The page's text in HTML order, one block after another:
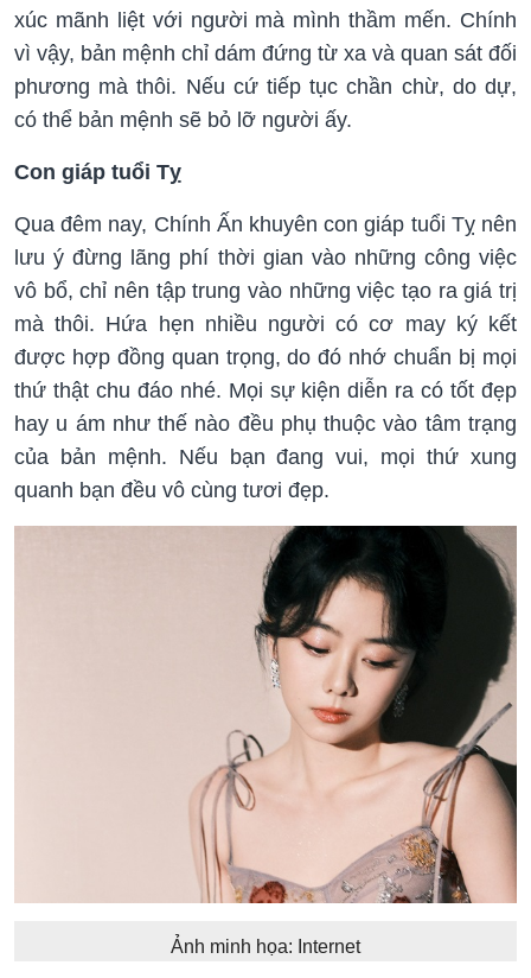
xúc mãnh liệt với người mà mình thầm mến. Chính
vì vậy, bản mệnh chỉ dám đứng từ xa và quan sát đối
phương mà thôi. Nếu cứ tiếp tục chần chừ, do dự,
có thể bản mệnh sẽ bỏ lỡ người ấy.
Con giáp tuổi Tỵ
Qua đêm nay, Chính Ấn khuyên con giáp tuổi Tỵ nên
lưu ý đừng lãng phí thời gian vào những công việc
vô bổ, chỉ nên tập trung vào những việc tạo ra giá trị
mà thôi. Hứa hẹn nhiều người có cơ may ký kết
được hợp đồng quan trọng, do đó nhớ chuẩn bị mọi
thứ thật chu đáo nhé. Mọi sự kiện diễn ra có tốt đẹp
hay u ám như thế nào đều phụ thuộc vào tâm trạng
của bản mệnh. Nếu bạn đang vui, mọi thứ xung
quanh bạn đều vô cùng tươi đẹp.
Ảnh minh họa: Internet